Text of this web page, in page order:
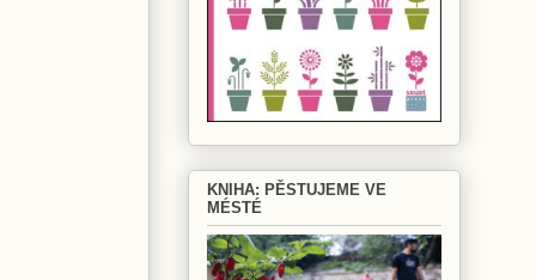
KNIHA: PĚSTUJEME VE
MÉSTÉ